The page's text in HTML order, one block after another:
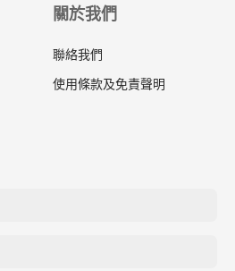
關於我們
聯絡我們
使用條款及免責聲明